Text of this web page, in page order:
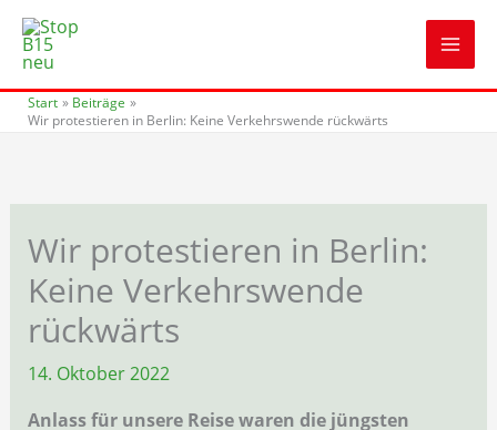
Zum
Inhalt
Start
Beiträge
Wir protestieren in Berlin: Keine Verkehrswende rückwärts
Wir protestieren in Berlin:
Keine Verkehrswende
rückwärts
14. Oktober 2022
Anlass für unsere Reise waren die jüngsten